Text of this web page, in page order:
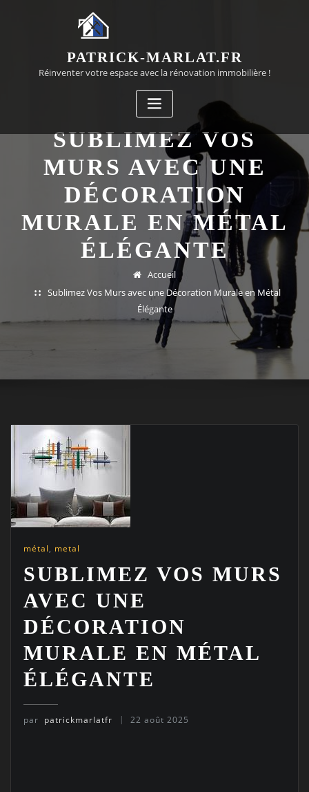
PATRICK-MARLAT.FR
Réinventer votre espace avec la rénovation immobilière !
SUBLIMEZ VOS
MURS AVEC UNE
DÉCORATION
MURALE EN MÉTAL
ÉLÉGANTE
Accueil
Sublimez Vos Murs avec une Décoration Murale en Métal
Élégante
métal, metal
SUBLIMEZ VOS MURS
AVEC UNE
DÉCORATION
MURALE EN MÉTAL
ÉLÉGANTE
par patrickmarlatfr 22 août 2025